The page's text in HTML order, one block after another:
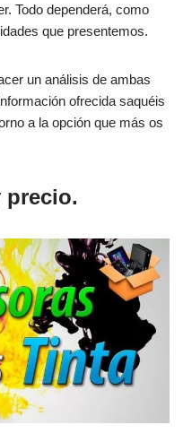
Todo dependerá, como
que presentemos.
un análisis de ambas
ofrecida saquéis
a la opción que más os
precio.